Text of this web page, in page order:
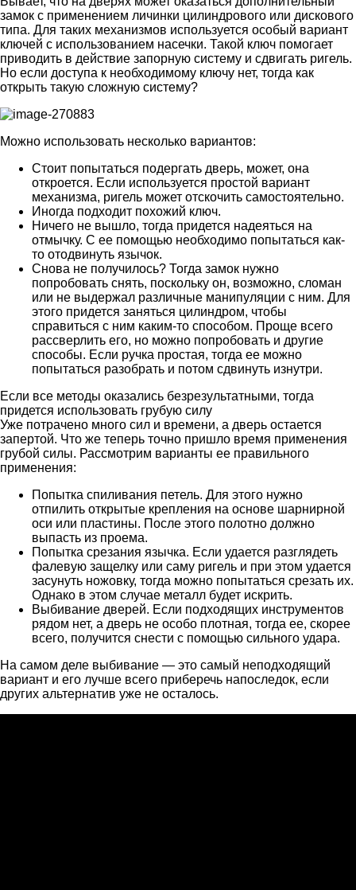
замок с применением личинки цилиндрового или дискового
типа. Для таких механизмов используется особый вариант
ключей с использованием насечки. Такой ключ помогает
приводить в действие запорную систему и сдвигать ригель.
Но если доступа к необходимому ключу нет, тогда как
открыть такую сложную систему?
Можно использовать несколько вариантов:
Стоит попытаться подергать дверь, может, она
откроется. Если используется простой вариант
механизма, ригель может отскочить самостоятельно.
Иногда подходит похожий ключ.
Ничего не вышло, тогда придется надеяться на
отмычку. С ее помощью необходимо попытаться как-
то отодвинуть язычок.
Снова не получилось? Тогда замок нужно
попробовать снять, поскольку он, возможно, сломан
или не выдержал различные манипуляции с ним. Для
этого придется заняться цилиндром, чтобы
справиться с ним каким-то способом. Проще всего
рассверлить его, но можно попробовать и другие
способы. Если ручка простая, тогда ее можно
попытаться разобрать и потом сдвинуть изнутри.
Если все методы оказались безрезультатными, тогда
придется использовать грубую силу
Уже потрачено много сил и времени, а дверь остается
запертой. Что же теперь точно пришло время применения
грубой силы. Рассмотрим варианты ее правильного
применения:
Попытка спиливания петель. Для этого нужно
отпилить открытые крепления на основе шарнирной
оси или пластины. После этого полотно должно
выпасть из проема.
Попытка срезания язычка. Если удается разглядеть
фалевую защелку или саму ригель и при этом удается
засунуть ножовку, тогда можно попытаться срезать их.
Однако в этом случае металл будет искрить.
Выбивание дверей. Если подходящих инструментов
рядом нет, а дверь не особо плотная, тогда ее, скорее
всего, получится снести с помощью сильного удара.
На самом деле выбивание — это самый неподходящий
вариант и его лучше всего приберечь напоследок, если
других альтернатив уже не осталось.